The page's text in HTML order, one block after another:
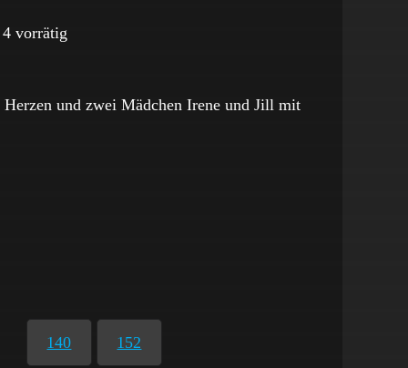
4 vorrätig
und zwei Mädchen Irene und Jill mit
140 152